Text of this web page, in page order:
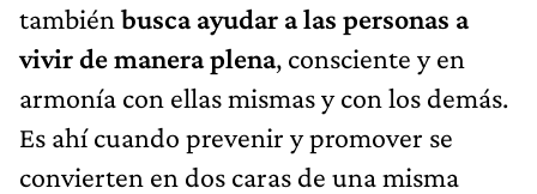
también busca ayudar a las personas a
vivir de manera plena, consciente y en
armonía con ellas mismas y con los demás.
Es ahí cuando prevenir y promover se
convierten en dos caras de una misma